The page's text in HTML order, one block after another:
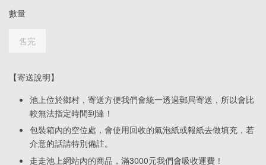
數量
售完
【寄送說明】
池上位於鄉村，寄送方便我們會統一透過郵局寄送，所以會比
較無法指定時間到達！
包裝箱內的空位處，會使用回收的氣泡紙或報紙去做填充，若
介意的話請特別備註。
走走池上網站內的商品，滿3000元我們會吸收運費！